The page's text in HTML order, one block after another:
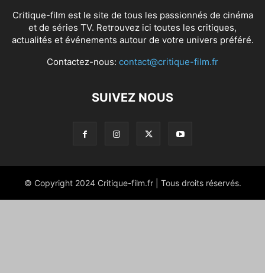
Critique-film est le site de tous les passionnés de cinéma
et de séries TV. Retrouvez ici toutes les critiques,
actualités et événements autour de votre univers préféré.
Contactez-nous: contact@critique-film.fr
SUIVEZ NOUS
© Copyright 2024 Critique-film.fr | Tous droits réservés.